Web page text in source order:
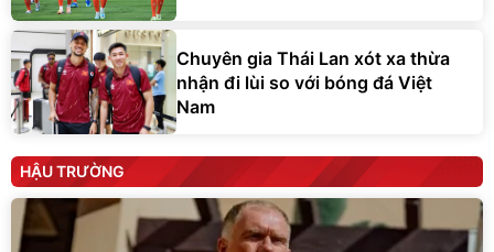
Chuyên gia Thái Lan xót xa thừa
nhận đi lùi so với bóng đá Việt
Nam
HẬU TRƯỜNG